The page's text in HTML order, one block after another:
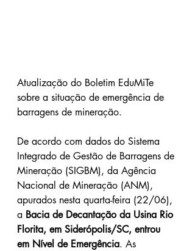
Atualização do Boletim EduMiTe
sobre a situação de emergência de
barragens de mineração.
De acordo com dados do Sistema
Integrado de Gestão de Barragens de
Mineração (SIGBM), da Agência
Nacional de Mineração (ANM),
apurados nesta quarta-feira (22/06),
a Bacia de Decantação da Usina Rio
Florita, em Siderópolis/SC, entrou
em Nível de Emergência. As